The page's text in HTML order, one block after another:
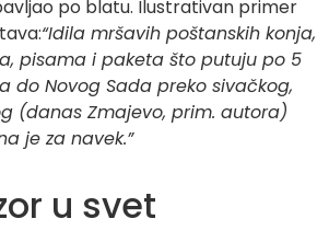
po blatu. Ilustrativan primer
“Idila mršavih poštanskih konja,
pisama i paketa što putuju po 5
do Novog Sada preko sivačkog,
(danas Zmajevo, prim. autora)
je za navek.”
u svet